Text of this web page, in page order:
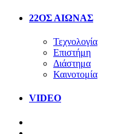
22ΟΣ ΑΙΩΝΑΣ
Τεχνολογία
Επιστήμη
Διάστημα
Καινοτομία
VIDEO